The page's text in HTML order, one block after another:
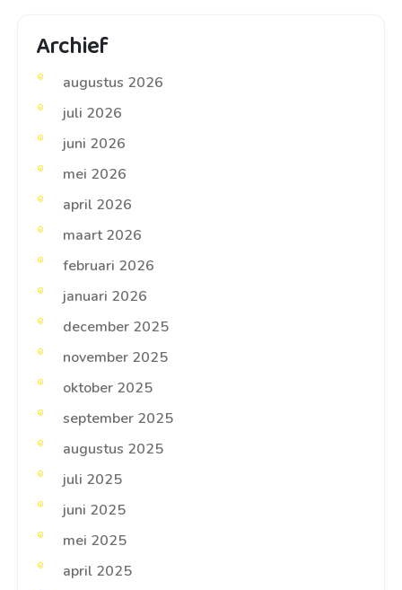
Archief
augustus 2026
juli 2026
juni 2026
mei 2026
april 2026
maart 2026
februari 2026
januari 2026
december 2025
november 2025
oktober 2025
september 2025
augustus 2025
juli 2025
juni 2025
mei 2025
april 2025